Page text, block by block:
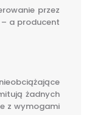
przez
a producent
żadnych
z wymogami